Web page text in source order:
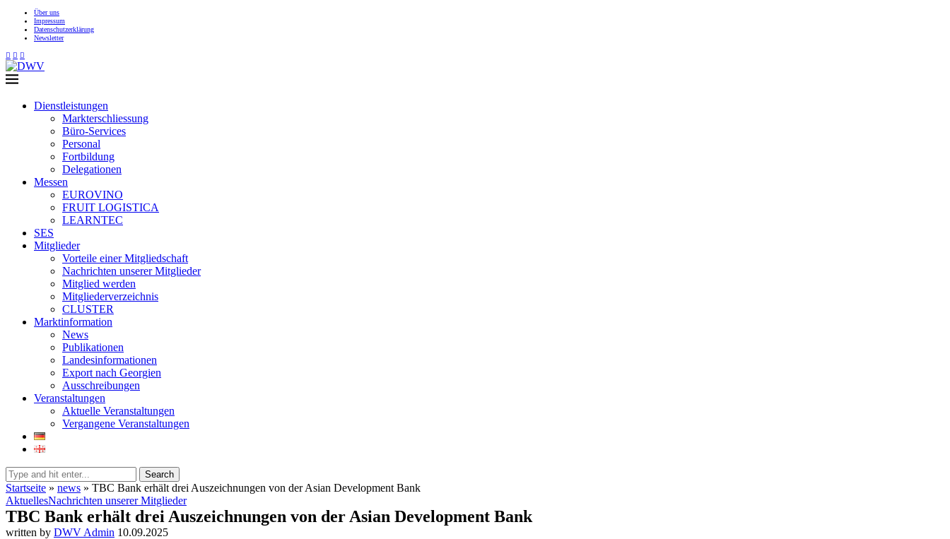
Über uns
Impressum
Datenschutzerklärung
Newsletter
Dienstleistungen
Markterschliessung
Büro-Services
Personal
Fortbildung
Delegationen
Messen
EUROVINO
FRUIT LOGISTICA
LEARNTEC
SES
Mitglieder
Vorteile einer Mitgliedschaft
Nachrichten unserer Mitglieder
Mitglied werden
Mitgliederverzeichnis
CLUSTER
Marktinformation
News
Publikationen
Landesinformationen
Export nach Georgien
Ausschreibungen
Veranstaltungen
Aktuelle Veranstaltungen
Vergangene Veranstaltungen
Search
Startseite » news » TBC Bank erhält drei Auszeichnungen von der Asian Development Bank
AktuellesNachrichten unserer Mitglieder
TBC Bank erhält drei Auszeichnungen von der Asian Development Bank
written by DWV Admin 10.09.2025